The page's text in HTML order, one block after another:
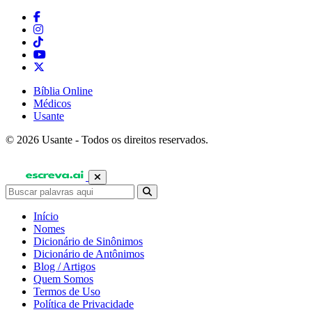
Bíblia Online
Médicos
Usante
© 2026 Usante - Todos os direitos reservados.
Início
Nomes
Dicionário de Sinônimos
Dicionário de Antônimos
Blog / Artigos
Quem Somos
Termos de Uso
Política de Privacidade